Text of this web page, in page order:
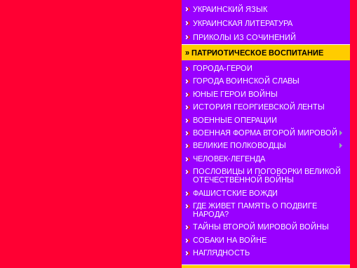
УКРАИНСКИЙ ЯЗЫК
УКРАИНСКАЯ ЛИТЕРАТУРА
ПРИКОЛЫ ИЗ СОЧИНЕНИЙ
» ПАТРИОТИЧЕСКОЕ ВОСПИТАНИЕ
ГОРОДА-ГЕРОИ
ГОРОДА ВОИНСКОЙ СЛАВЫ
ЮНЫЕ ГЕРОИ ВОЙНЫ
ИСТОРИЯ ГЕОРГИЕВСКОЙ ЛЕНТЫ
ВОЕННЫЕ ОПЕРАЦИИ
ВОЕННАЯ ФОРМА ВТОРОЙ МИРОВОЙ
ВЕЛИКИЕ ПОЛКОВОДЦЫ
ЧЕЛОВЕК-ЛЕГЕНДА
ПОСЛОВИЦЫ И ПОГОВОРКИ ВЕЛИКОЙ
ОТЕЧЕСТВЕННОЙ ВОЙНЫ
ФАШИСТСКИЕ ВОЖДИ
ГДЕ ЖИВЕТ ПАМЯТЬ О ПОДВИГЕ
НАРОДА?
ТАЙНЫ ВТОРОЙ МИРОВОЙ ВОЙНЫ
СОБАКИ НА ВОЙНЕ
НАГЛЯДНОСТЬ